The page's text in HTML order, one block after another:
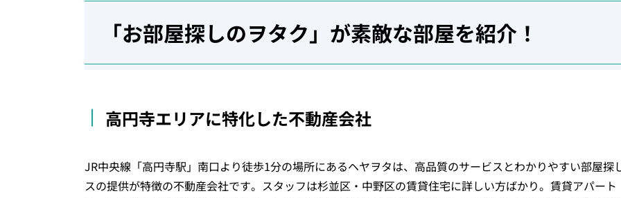
「お部屋探しのヲタク」が素敵な部屋を紹介！
高円寺エリアに特化した不動産会社
JR中央線「高円寺駅」南口より徒歩1分の場所にあるヘヤヲタは、高品質のサービスとわかりやすい部屋探
スの提供が特徴の不動産会社です。スタッフは杉並区・中野区の賃貸住宅に詳しい方ばかり。賃貸アパート